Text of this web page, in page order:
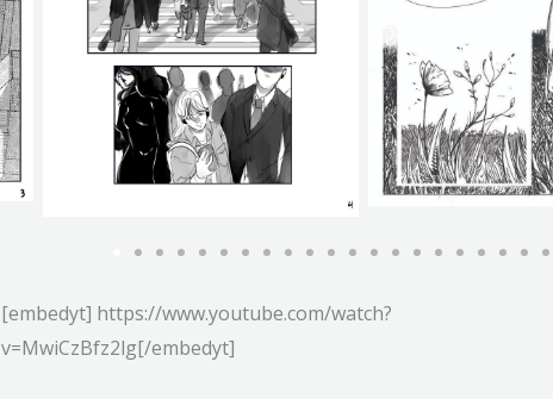
[embedyt] https://www.youtube.com/watch?
v=MwiCzBfz2lg[/embedyt]